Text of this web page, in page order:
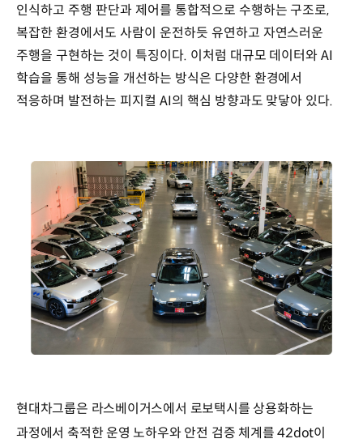
인식하고 주행 판단과 제어를 통합적으로 수행하는 구조로,
복잡한 환경에서도 사람이 운전하듯 유연하고 자연스러운
주행을 구현하는 것이 특징이다. 이처럼 대규모 데이터와 AI
학습을 통해 성능을 개선하는 방식은 다양한 환경에서
적응하며 발전하는 피지컬 AI의 핵심 방향과도 맞닿아 있다.
현대차그룹은 라스베이거스에서 로보택시를 상용화하는
과정에서 축적한 운영 노하우와 안전 검증 체계를 42dot이